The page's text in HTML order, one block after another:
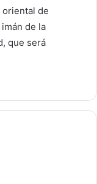
oriental de
de la
que será